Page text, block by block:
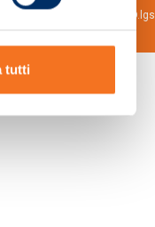
tutti
adotta il Codice Etico D.lgs.